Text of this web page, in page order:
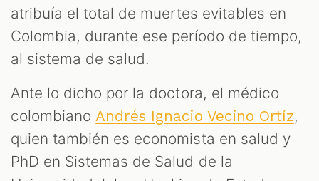
atribuía el total de muertes evitables en
Colombia, durante ese período de tiempo,
al sistema de salud.
Ante lo dicho por la doctora, el médico
colombiano Andrés Ignacio Vecino Ortíz,
quien también es economista en salud y
PhD en Sistemas de Salud de la